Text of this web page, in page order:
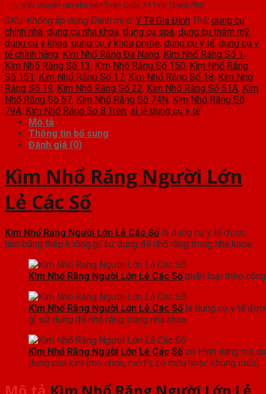
số
lượng
→ Vận chuyển tận nhà trên Toàn Quốc 34 Tỉnh Thành Phố.
SKU: Không áp dụng Danh mục: Y Tế Gia Đình Thẻ: dụng cụ
chỉnh nha, dụng cụ nha khoa, dụng cụ spa, dụng cụ thẩm mỹ,
dụng cụ y khoa, dụng cụ y khoa prime, dụng cụ y tế, dụng cụ y
tế chính hãng, Kìm Nhổ Răng Đa Năng, Kìm Nhổ Răng Số 1,
Kìm Nhổ Răng Số 13, Kìm Nhổ Răng Số 150, Kìm Nhổ Răng
Số 151, Kìm Nhổ Răng Số 17, Kìm Nhổ Răng Số 18, Kìm Nhổ
Răng Số 19, Kìm Nhổ Răng Số 22, Kìm Nhổ Răng Số 51A, Kìm
Nhổ Răng Số 67, Kìm Nhổ Răng Số 74N, Kìm Nhổ Răng Số
79A, Kìm Nhổ Răng Số 8 Trên, sỉ lẻ dụng cụ y tế
Mô tả
Thông tin bổ sung
Đánh giá (0)
Kìm Nhổ Răng Người Lớn
Lẻ Các Số
Kìm Nhổ Răng Người Lớn Lẻ Các Số là dụng cụ y tế được
làm bằng thép không gỉ sử dụng để nhổ răng trong nha khoa.
Kìm Nhổ Răng Người Lớn Lẻ Các Số phân loại theo
Kìm Nhổ Răng Người Lớn Lẻ Các Số là dụng cụ y tế
gỉ sử dụng để nhổ răng trong nha khoa.
Kìm Nhổ Răng Người Lớn Lẻ Các Số có Hình dáng mỏ
dụng của kìm (mỏ nhọn, mỏ tù, có mấu hoặc không mấu).